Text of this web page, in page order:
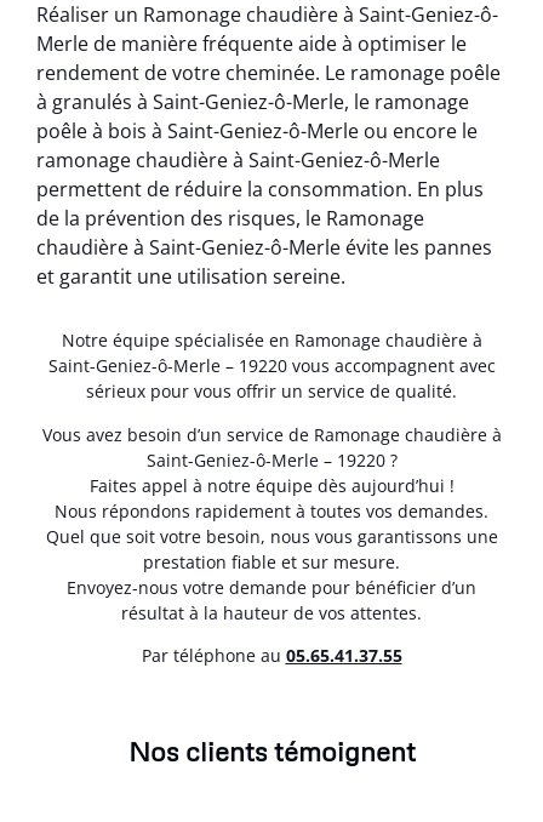
Réaliser un Ramonage chaudière à Saint-Geniez-ô-
Merle de manière fréquente aide à optimiser le
rendement de votre cheminée. Le ramonage poêle
à granulés à Saint-Geniez-ô-Merle, le ramonage
poêle à bois à Saint-Geniez-ô-Merle ou encore le
ramonage chaudière à Saint-Geniez-ô-Merle
permettent de réduire la consommation. En plus
de la prévention des risques, le Ramonage
chaudière à Saint-Geniez-ô-Merle évite les pannes
et garantit une utilisation sereine.
Notre équipe spécialisée en Ramonage chaudière à
Saint-Geniez-ô-Merle – 19220 vous accompagnent avec
sérieux pour vous offrir un service de qualité.
Vous avez besoin d’un service de Ramonage chaudière à
Saint-Geniez-ô-Merle – 19220 ?
Faites appel à notre équipe dès aujourd’hui !
Nous répondons rapidement à toutes vos demandes.
Quel que soit votre besoin, nous vous garantissons une
prestation fiable et sur mesure.
Envoyez-nous votre demande pour bénéficier d’un
résultat à la hauteur de vos attentes.
Par téléphone au 05.65.41.37.55
Nos clients témoignent